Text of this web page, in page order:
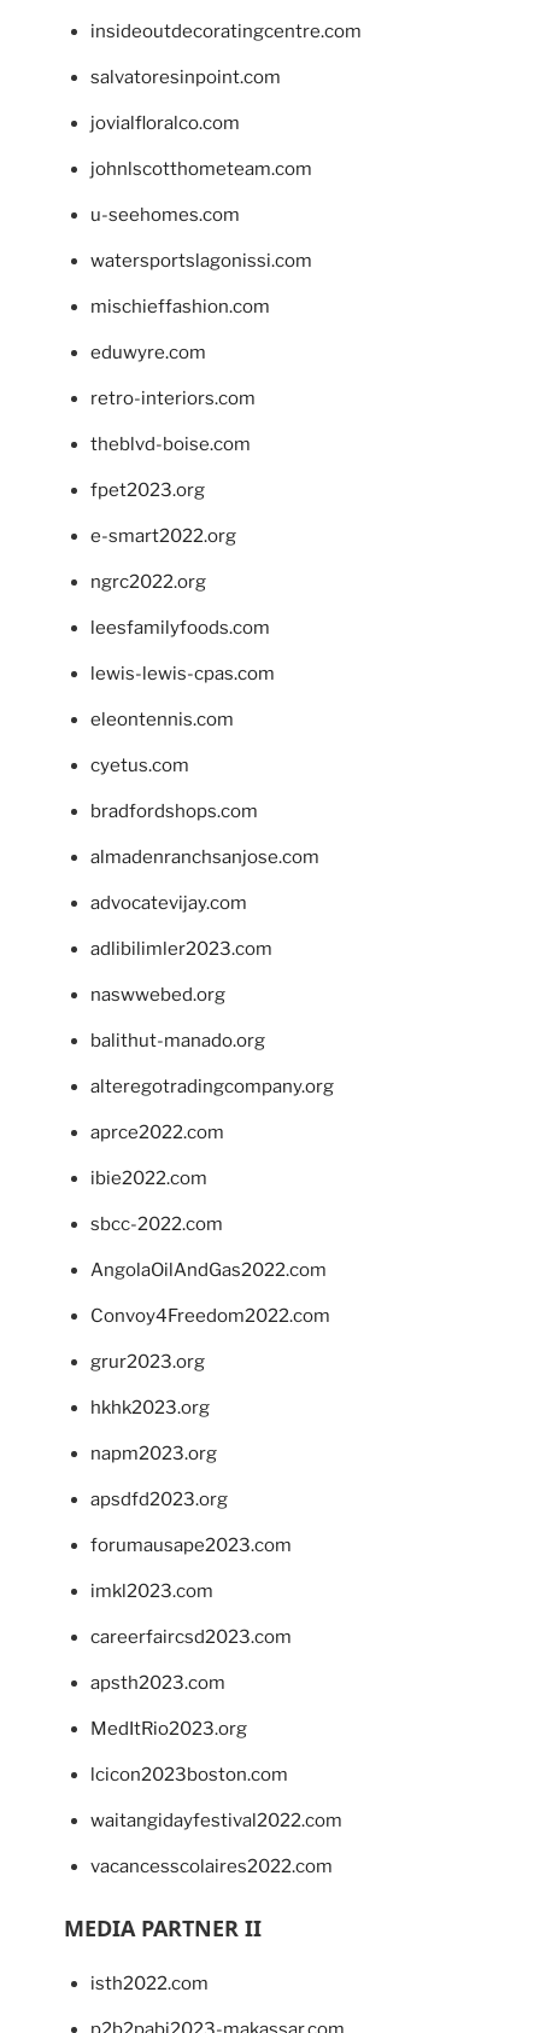
insideoutdecoratingcentre.com
salvatoresinpoint.com
jovialfloralco.com
johnlscotthometeam.com
u-seehomes.com
watersportslagonissi.com
mischieffashion.com
eduwyre.com
retro-interiors.com
theblvd-boise.com
fpet2023.org
e-smart2022.org
ngrc2022.org
leesfamilyfoods.com
lewis-lewis-cpas.com
eleontennis.com
cyetus.com
bradfordshops.com
almadenranchsanjose.com
advocatevijay.com
adlibilimler2023.com
naswwebed.org
balithut-manado.org
alteregotradingcompany.org
aprce2022.com
ibie2022.com
sbcc-2022.com
AngolaOilAndGas2022.com
Convoy4Freedom2022.com
grur2023.org
hkhk2023.org
napm2023.org
apsdfd2023.org
forumausape2023.com
imkl2023.com
careerfaircsd2023.com
apsth2023.com
MedItRio2023.org
lcicon2023boston.com
waitangidayfestival2022.com
vacancesscolaires2022.com
MEDIA PARTNER II
isth2022.com